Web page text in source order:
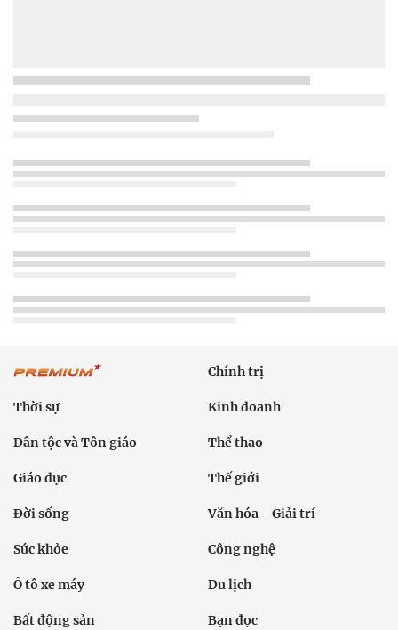
Chính trị
Thời sự Kinh doanh
Dân tộc và Tôn giáo Thể thao
Giáo dục Thế giới
Đời sống Văn hóa - Giải trí
Sức khỏe Công nghệ
Ô tô xe máy Du lịch
Bất động sản Bạn đọc